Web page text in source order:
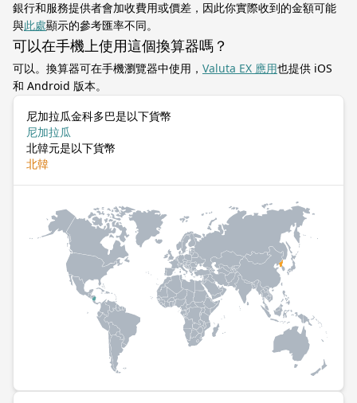
銀行和服務提供者會加收費用或價差，因此你實際收到的金額可能
與此處顯示的參考匯率不同。
可以在手機上使用這個換算器嗎？
可以。換算器可在手機瀏覽器中使用， Valuta EX 應用也提供 iOS
和 Android 版本。
尼加拉瓜金科多巴是以下貨幣
尼加拉瓜
北韓元是以下貨幣
北韓